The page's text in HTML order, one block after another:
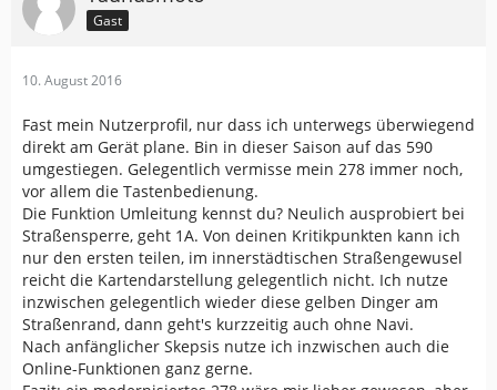
Gast
10. August 2016
Fast mein Nutzerprofil, nur dass ich unterwegs überwiegend
direkt am Gerät plane. Bin in dieser Saison auf das 590
umgestiegen. Gelegentlich vermisse mein 278 immer noch,
vor allem die Tastenbedienung.
Die Funktion Umleitung kennst du? Neulich ausprobiert bei
Straßensperre, geht 1A. Von deinen Kritikpunkten kann ich
nur den ersten teilen, im innerstädtischen Straßengewusel
reicht die Kartendarstellung gelegentlich nicht. Ich nutze
inzwischen gelegentlich wieder diese gelben Dinger am
Straßenrand, dann geht's kurzzeitig auch ohne Navi.
Nach anfänglicher Skepsis nutze ich inzwischen auch die
Online-Funktionen ganz gerne.